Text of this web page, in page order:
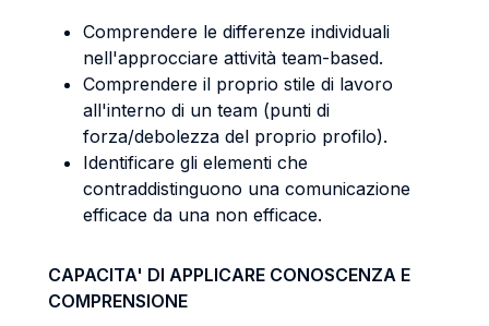
Comprendere le differenze individuali
nell'approcciare attività team-based.
Comprendere il proprio stile di lavoro
all'interno di un team (punti di
forza/debolezza del proprio profilo).
Identificare gli elementi che
contraddistinguono una comunicazione
efficace da una non efficace.
CAPACITA' DI APPLICARE CONOSCENZA E
COMPRENSIONE